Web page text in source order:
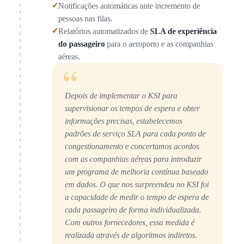
✓Notificações automáticas ante incremento de
pessoas nas filas.
✓Relatórios automatizados de SLA de experiência
do passageiro para o aeroporto e as companhias
aéreas.
“
Depois de implementar o KSI para
supervisionar os tempos de espera e obter
informações precisas, estabelecemos
padrões de serviço SLA para cada ponto de
congestionamento e concertamos acordos
com as companhias aéreas para introduzir
um programa de melhoria contínua baseado
em dados. O que nos surpreendeu no KSI foi
a capacidade de medir o tempo de espera de
cada passageiro de forma individualizada.
Com outros fornecedores, essa medida é
realizada através de algoritmos indiretos.